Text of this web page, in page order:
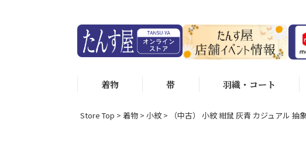
着物 帯 羽織・コート
Store Top 着物 小紋 （中古） 小紋 紺鼠 灰青 カジュアル